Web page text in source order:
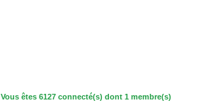
Vous êtes 6127 connecté(s) dont 1 membre(s)